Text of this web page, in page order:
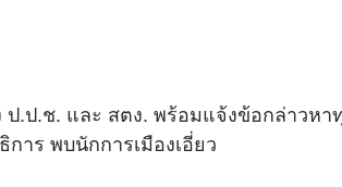
.ป.ช. และ สตง. พร้อมแจ้งข้อกล่าวห
าร พบนักการเมืองเอี่ยว